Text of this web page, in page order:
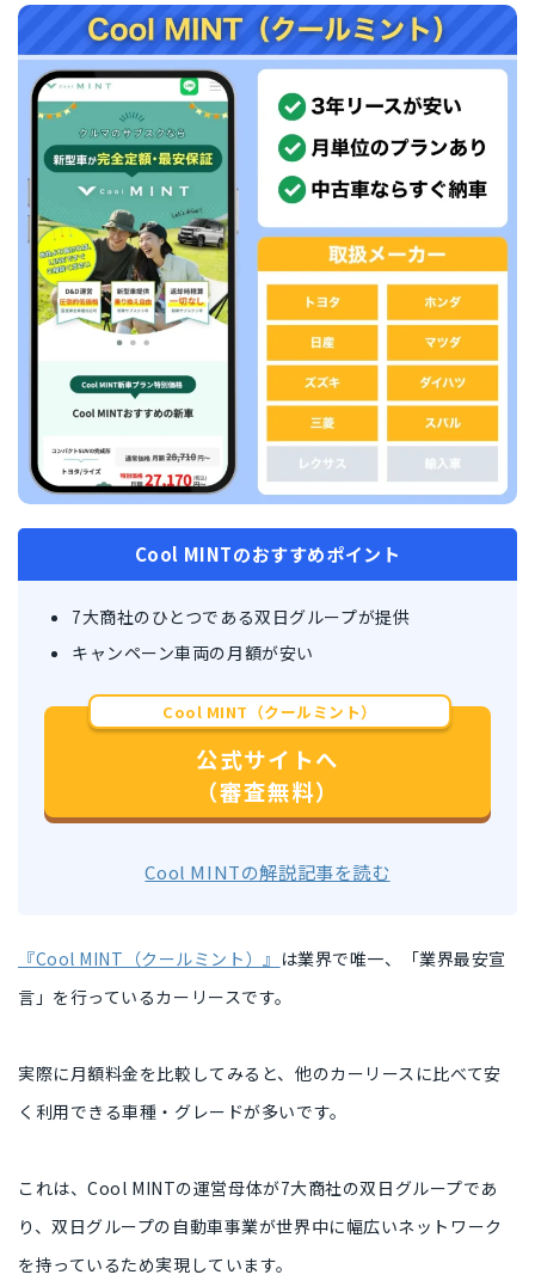
Cool MINTのおすすめポイント
7大商社のひとつである双日グループが提供
キャンペーン車両の月額が安い
Cool MINT（クールミント）
公式サイトへ
（審査無料）
Cool MINTの解説記事を読む
『Cool MINT（クールミント）』 は業界で唯一、「業界最安宣
言」を行っているカーリースです。
実際に月額料金を比較してみると、他のカーリースに比べて安
く利用できる車種・グレードが多いです。
これは、Cool MINTの運営母体が7大商社の双日グループであ
り、双日グループの自動車事業が世界中に幅広いネットワーク
を持っているため実現しています。